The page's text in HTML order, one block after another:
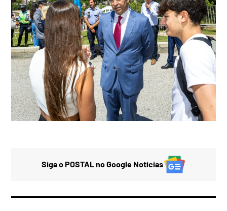
Siga o POSTAL no Google Notícias